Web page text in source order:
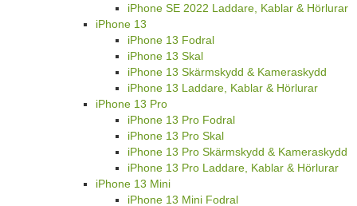
iPhone SE 2022 Laddare, Kablar & Hörlurar
iPhone 13
iPhone 13 Fodral
iPhone 13 Skal
iPhone 13 Skärmskydd & Kameraskydd
iPhone 13 Laddare, Kablar & Hörlurar
iPhone 13 Pro
iPhone 13 Pro Fodral
iPhone 13 Pro Skal
iPhone 13 Pro Skärmskydd & Kameraskydd
iPhone 13 Pro Laddare, Kablar & Hörlurar
iPhone 13 Mini
iPhone 13 Mini Fodral